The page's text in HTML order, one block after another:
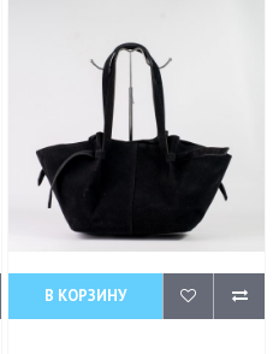
В КОРЗИНУ